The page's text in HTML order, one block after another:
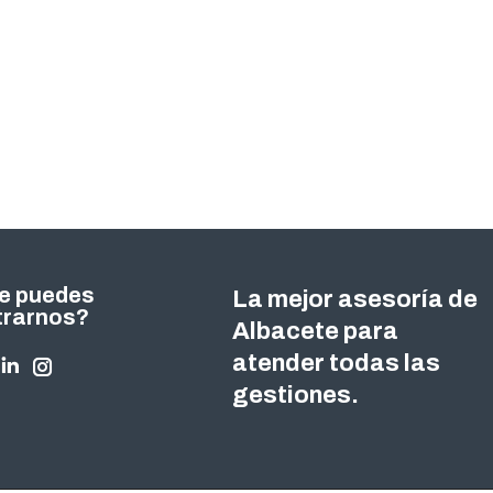
puedes
en:
LinkedinInstagram
La mejor asesoría de
Albacete para
atender todas las
gestiones.